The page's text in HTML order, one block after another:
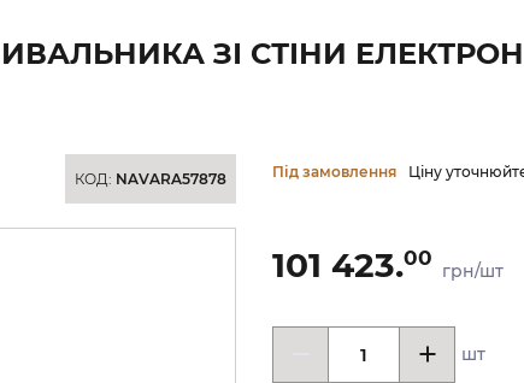
ЗІ СТІНИ
КОД: NAVARA57878 Під замовлення Ціну
101 423.00
грн/шт
шт